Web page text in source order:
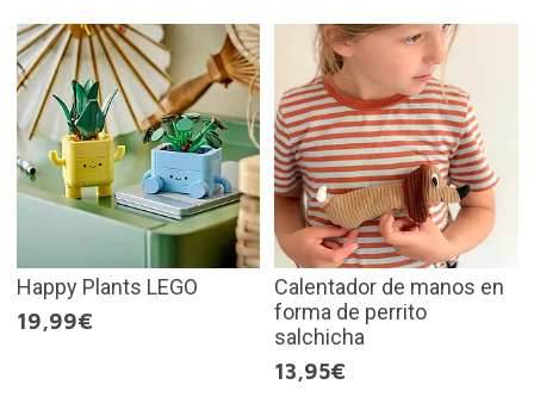
Happy Plants LEGO
19,99€
Calentador de manos en
forma de perrito
salchicha
13,95€